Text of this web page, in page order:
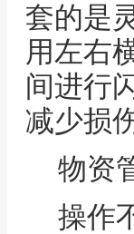
套的是
用左右
间进行
减少损
物资
操作